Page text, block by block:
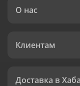
О нас
Клиентам
Доставка в